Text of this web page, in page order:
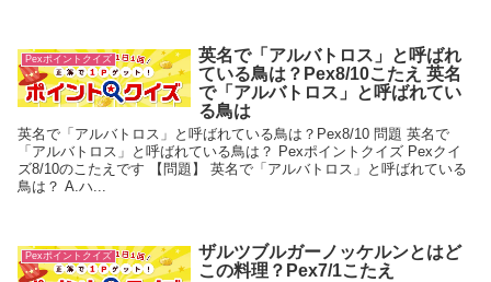
Pexポイントクイズ
英名で「アルバトロス」と呼ばれ
ている鳥は？Pex8/10こたえ 英名
で「アルバトロス」と呼ばれてい
る鳥は
英名で「アルバトロス」と呼ばれている鳥は？Pex8/10 問題 英名で
「アルバトロス」と呼ばれている鳥は？ Pexポイントクイズ Pexクイ
ズ8/10のこたえです 【問題】 英名で「アルバトロス」と呼ばれている
鳥は？ A.ハ...
Pexポイントクイズ
ザルツブルガーノッケルンとはど
この料理？Pex7/1こたえ